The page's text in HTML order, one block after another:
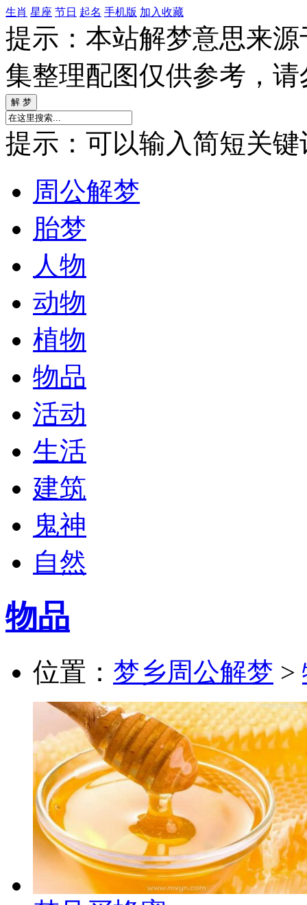
生肖 星座 节日 起名 手机版 加入收藏
提示：本站解梦意思来
集整理配图仅供参考，
提示：可以输入简短关键
周公解梦
胎梦
人物
动物
植物
物品
活动
生活
建筑
鬼神
自然
物品
位置： 梦乡周公解梦 >